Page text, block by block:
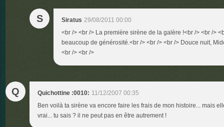
S Siratus 29/08/2011 00:00
<br /> <br /> La première sirène de la galère !<br /> <br />
beaucoup de générosité.<br /> <br /> <br /> Douce nuit,
<br /> <br />
Q Quichottine :0010: 11/12/2007 00:35
Ben voilà ta sirène va encore faire les frais de mon histoire... mais
vrai... tu sais ? il ne peut pas en être autrement !